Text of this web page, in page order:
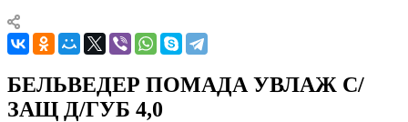
БЕЛЬВЕДЕР ПОМАДА УВЛАЖ С/
ЗАЩ Д/ГУБ 4,0